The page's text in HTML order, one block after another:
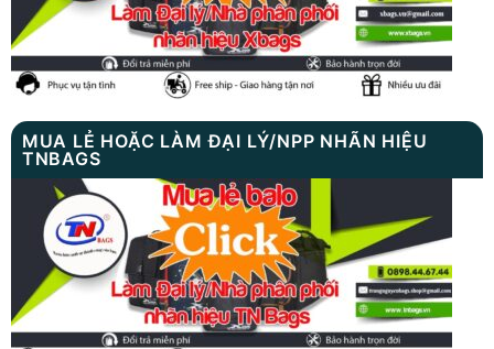
MUA LẺ HOẶC LÀM ĐẠI LÝ/NPP NHÃN HIỆU
TNBAGS